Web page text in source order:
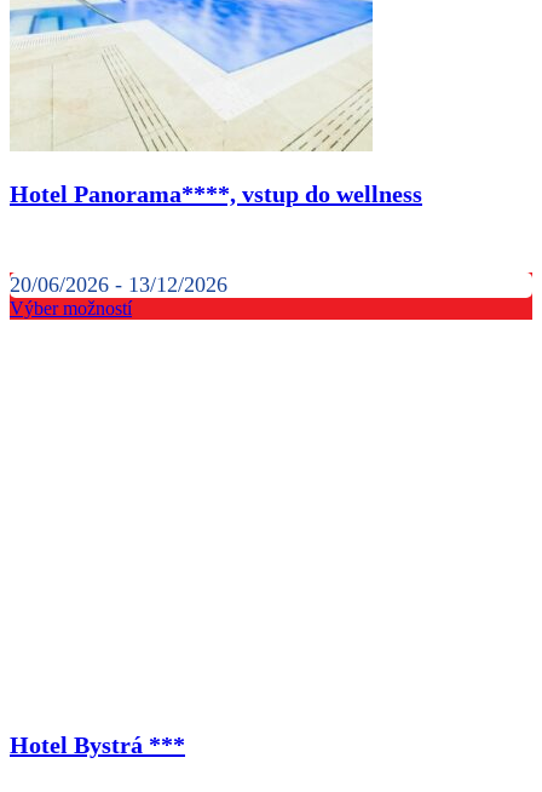
Hotel Panorama****, vstup do wellness
20/06/2026 - 13/12/2026
Výber možností
Hotel Bystrá ***